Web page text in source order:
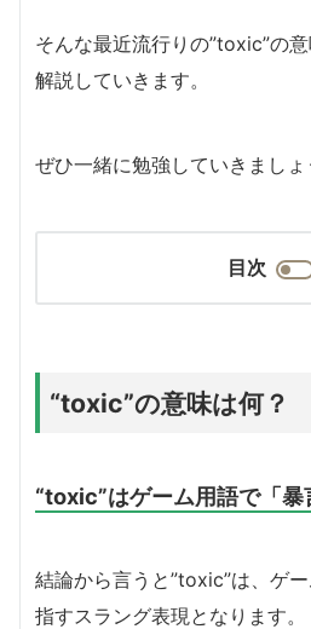
そんな最近流行りの”toxic”の
解説していきます。
ぜひ一緒に勉強していきましょ
目次
“toxic”の意味は何？
“toxic”はゲーム用語で「暴
結論から言うと”toxic”は、ゲ
指すスラング表現となります。